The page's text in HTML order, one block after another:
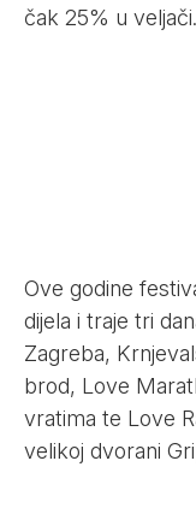
čak 25% u veljači.
Ove godine
dijela i traje tri
Zagreba,
brod, Love
vratima te Love
velikoj dvorani